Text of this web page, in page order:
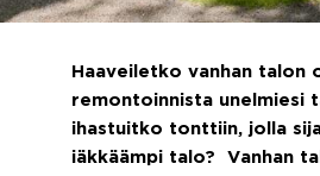
Haaveiletko vanhan talon
remontoinnista unelmiesi
ihastuitko tonttiin, jolla
iäkkäämpi talo? Vanhan